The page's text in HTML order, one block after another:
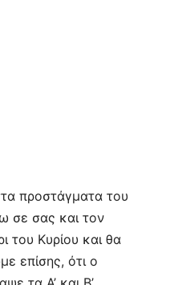
προστάγματα του
σε σας και τον
του Κυρίου και θα
επίσης, ότι ο